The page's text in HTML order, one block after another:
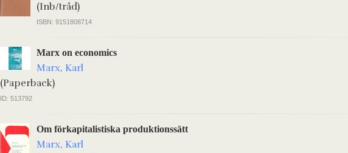
(Inb/tråd)
ISBN: 9151808714
Marx on economics
Marx, Karl
(Paperback)
ID: 513792
Om förkapitalistiska produktionssätt
Marx, Karl